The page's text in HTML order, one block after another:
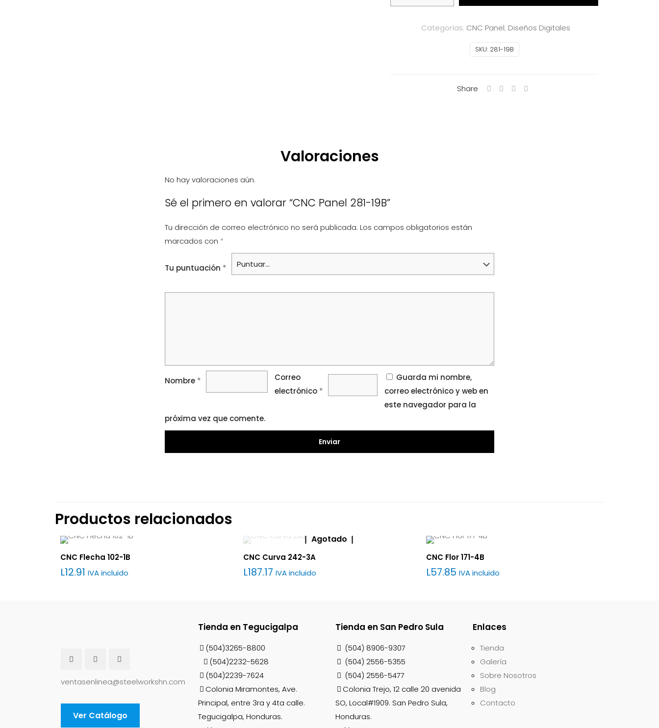
SKU: 281-19B
Categorías: CNC Panel, Diseños Digitales
Share
Valoraciones
No hay valoraciones aún.
Sé el primero en valorar “CNC Panel 281-19B”
Tu dirección de correo electrónico no será publicada. Los campos obligatorios están
marcados con *
Tu puntuación *
Nombre *
Correo
electrónico *
Guarda mi nombre,
correo electrónico y web en
este navegador para la
próxima vez que comente.
Productos relacionados
CNC Flecha 102-1B
L12.91 IVA incluido
Agotado
CNC Curva 242-3A
L187.17 IVA incluido
CNC Flor 171-4B
L57.85 IVA incluido
ventasenlinea@steelworkshn.com
Ver Catálogo
Tienda en Tegucigalpa
(504)3265-8800
(504)2232-5628
(504)2239-7624
Colonia Miramontes, Ave.
Principal, entre 3ra y 4ta calle.
Tegucigalpa, Honduras.
Tienda en San Pedro Sula
(504) 8906-9307
(504) 2556-5355
(504) 2556-5477
Colonia Trejo, 12 calle 20 avenida
SO, Local#1909. San Pedro Sula,
Honduras.
Enlaces
Tienda
Galería
Sobre Nosotros
Blog
Contacto